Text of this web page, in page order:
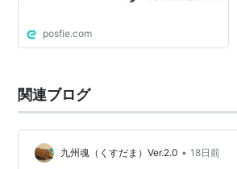
posfie.com
関連ブログ
九州魂（くすだま）Ver.2.0 • 18日前